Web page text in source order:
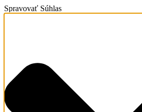
Spravovať Súhlas